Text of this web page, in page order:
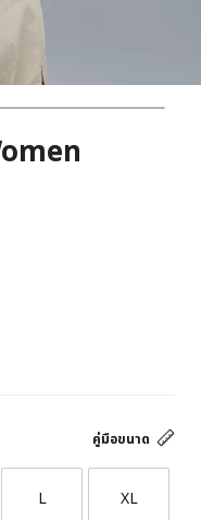
คู่มือขนาด
L XL